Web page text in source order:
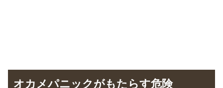
オカメパニックがもたらす危険